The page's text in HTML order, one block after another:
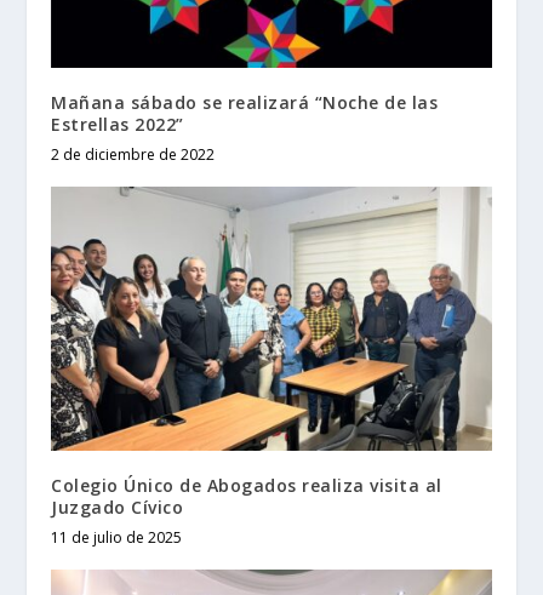
Mañana sábado se realizará “Noche de las
Estrellas 2022”
2 de diciembre de 2022
Colegio Único de Abogados realiza visita al
Juzgado Cívico
11 de julio de 2025